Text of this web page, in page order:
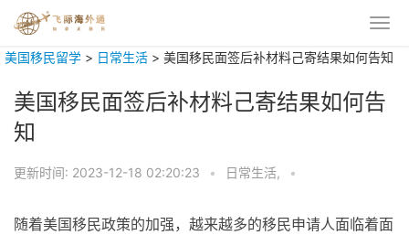
美国移民留学 > 日常生活 > 美国移民面签后补材料己寄结果如何告知
美国移民面签后补材料己寄结果如何告
知
更新时间: 2023-12-18 02:20:23 • 日常生活, •
随着美国移民政策的加强，越来越多的移民申请人面临着面